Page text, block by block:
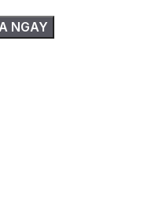
NGAY